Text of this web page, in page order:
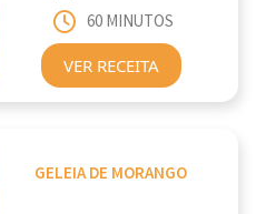
60 MINUTOS
VER RECEITA
GELEIA DE MORANGO